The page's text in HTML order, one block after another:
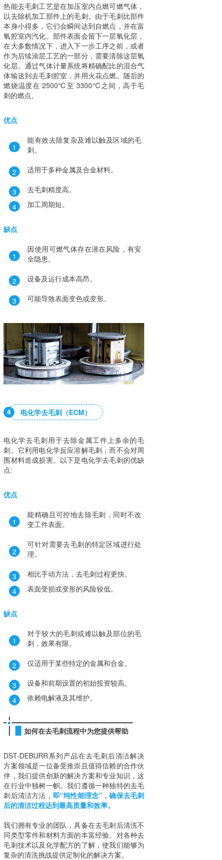
热能去毛刺工艺是在加压室内点燃可燃气体，
以去除机加工部件上的毛刺。由于毛刺比部件
本身小得多，它们会瞬间达到自燃点，并在富
氧腔室内汽化。部件表面会留下一层氧化层，
在大多数情况下，进入下一步工序之前，或者
作为后续涂层工艺的一部分，需要清除这层氧
化层。通过气体计量系统将精确配比的混合气
体输送到去毛刺腔室，并用火花点燃。随后的
燃烧温度在 2500℃至 3300℃之间，高于毛
刺的燃点。
优点
1
能有效去除复杂及难以触及区域的毛
刺。
2 适用于多种金属及合金材料。
3
去毛刺精度高。
4
加工周期短。
缺点
1
因使用可燃气体存在潜在风险，有安
全隐患。
2 设备及运行成本高昂。
3 可能导致表面变色或变形。
4 电化学去毛刺（ECM）
电化学去毛刺用于去除金属工件上多余的毛
刺。它利用电化学反应溶解毛刺，而不会对周
围材料造成损害。以下是电化学去毛刺的优缺
点:
优点
1
能精确且可控地去除毛刺，同时不改
变工件表面。
2
可针对需要去毛刺的特定区域进行处
理。
3
相比手动方法，去毛刺过程更快。
4
表面受损或变形的风险较低。
缺点
1
对于较大的毛刺或难以触及部位的毛
刺，效果有限。
2 仅适用于某些特定的金属和合金。
3
设备和前期设置的初始投资较高。
4
依赖电解液及其维护。
如何在去毛刺流程中为您提供帮助
DST-DEBURR系列产品在去毛刺后清洁解决
方案领域是一位备受推崇且值得信赖的合作伙
伴，我们提供创新的解决方案和专业知识，这
在行业中独树一帜。我们遵循一种独特的去毛
刺后清洁方法， 即“纯性能理念”，确保去毛刺
后的清洁过程达到最高质量和效率。
我们拥有专业的团队，具备在去毛刺后清洗不
同类型零件和材料方面的丰富经验。对各种去
毛刺技术以及化学配方的了解，使我们能够为
复杂的清洗挑战提供定制化的解决方案。